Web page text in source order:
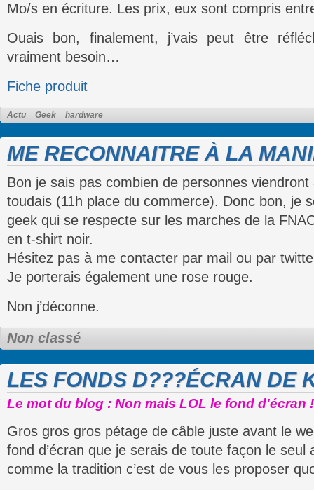
Mo/s en écriture. Les prix, eux sont compris
Ouais bon, finalement, j’vais peut être
vraiment besoin…
Fiche produit
Actu Geek hardware
ME RECONNAITRE À LA
Bon je sais pas combien de personnes
toudais (11h place du commerce). Donc bon, je
geek qui se respecte sur les marches de la
en t-shirt noir.
Hésitez pas à me contacter par mail ou par
Je porterais également une rose rouge.
Non j’déconne.
Non classé
LES FONDS D???ÉCRAN DE
Le mot du blog : Non mais LOL le fond d'écran
Gros gros gros pétage de câble juste avant le
fond d’écran que je serais de toute façon le seul
comme la tradition c’est de vous les proposer